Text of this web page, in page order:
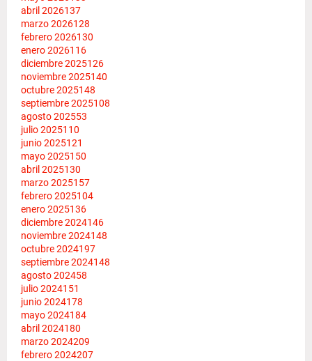
abril 2026137
marzo 2026128
febrero 2026130
enero 2026116
diciembre 2025126
noviembre 2025140
octubre 2025148
septiembre 2025108
agosto 202553
julio 2025110
junio 2025121
mayo 2025150
abril 2025130
marzo 2025157
febrero 2025104
enero 2025136
diciembre 2024146
noviembre 2024148
octubre 2024197
septiembre 2024148
agosto 202458
julio 2024151
junio 2024178
mayo 2024184
abril 2024180
marzo 2024209
febrero 2024207